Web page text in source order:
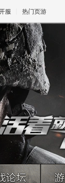
服 热门页游
魔兽
天堂
王权与自由